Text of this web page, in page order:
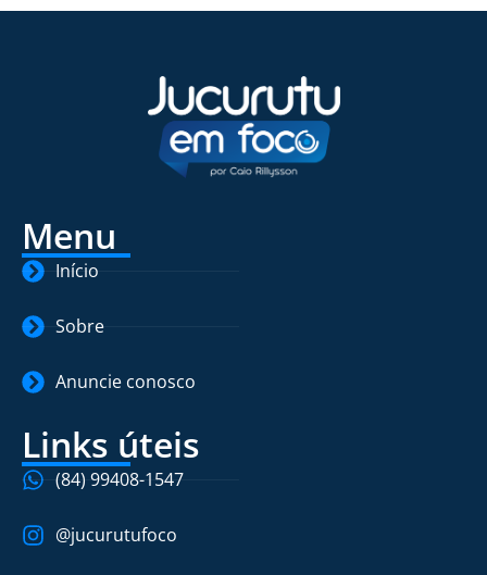
Menu
Início
Sobre
Anuncie conosco
Links úteis
(84) 99408-1547
@jucurutufoco